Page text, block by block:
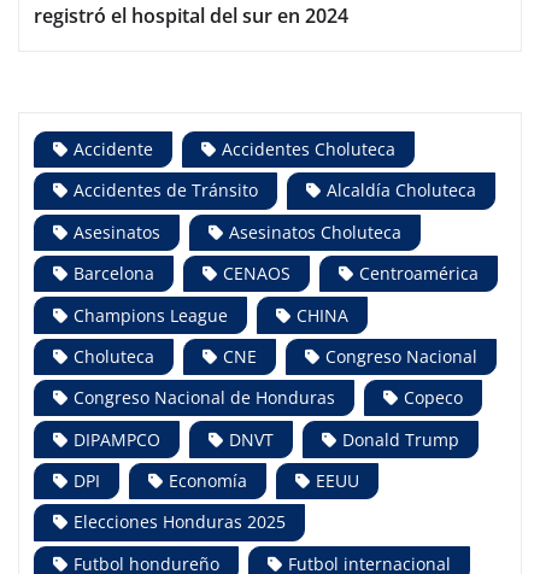
registró el hospital del sur en 2024
Accidente
Accidentes Choluteca
Accidentes de Tránsito
Alcaldía Choluteca
Asesinatos
Asesinatos Choluteca
Barcelona
CENAOS
Centroamérica
Champions League
CHINA
Choluteca
CNE
Congreso Nacional
Congreso Nacional de Honduras
Copeco
DIPAMPCO
DNVT
Donald Trump
DPI
Economía
EEUU
Elecciones Honduras 2025
Futbol hondureño
Futbol internacional